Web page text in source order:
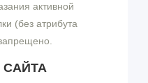
активной
(без атрибута